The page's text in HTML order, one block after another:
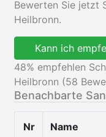
Bewerten Sie jetzt
Heilbronn.
Kann ich
48% empfehlen
Heilbronn (58
Benachbarte
Nr Name